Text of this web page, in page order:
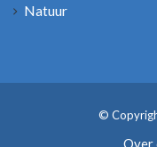
Natuur
©
Over